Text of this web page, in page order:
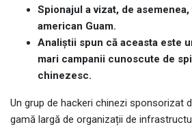
Spionajul a vizat, de
american Guam.
Analiștii spun că aceasta este
mari campanii cunoscute de
chinezesc.
Un grup de hackeri chinezi sponsorizat
gamă largă de organizații de